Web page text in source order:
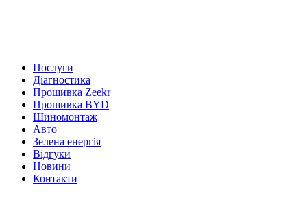
Послуги
Діагностика
Прошивка Zeekr
Прошивка BYD
Шиномонтаж
Авто
Зелена енергія
Відгуки
Новини
Контакти